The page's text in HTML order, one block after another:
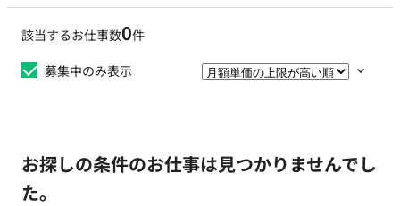
該当するお仕事数0件
募集中のみ表示
お探しの条件のお仕事は見つかりませんでし
た。